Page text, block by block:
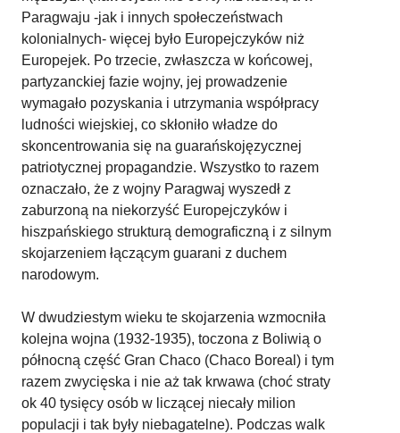
Paragwaju -jak i innych społeczeństwach
kolonialnych- więcej było Europejczyków niż
Europejek. Po trzecie, zwłaszcza w końcowej,
partyzanckiej fazie wojny, jej prowadzenie
wymagało pozyskania i utrzymania współpracy
ludności wiejskiej, co skłoniło władze do
skoncentrowania się na guarańskojęzycznej
patriotycznej propagandzie. Wszystko to razem
oznaczało, że z wojny Paragwaj wyszedł z
zaburzoną na niekorzyść Europejczyków i
hiszpańskiego strukturą demograficzną i z silnym
skojarzeniem łączącym guarani z duchem
narodowym.
W dwudziestym wieku te skojarzenia wzmocniła
kolejna wojna (1932-1935), toczona z Boliwią o
północną część Gran Chaco (Chaco Boreal) i tym
razem zwycięska i nie aż tak krwawa (choć straty
ok 40 tysięcy osób w liczącej niecały milion
populacji i tak były niebagatelne). Podczas walk